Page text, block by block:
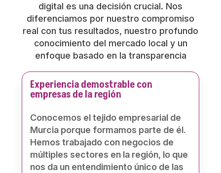
digital es una decisión crucial. Nos
diferenciamos por nuestro compromiso
real con tus resultados, nuestro profundo
conocimiento del mercado local y un
enfoque basado en la transparencia
Experiencia demostrable con
empresas de la región
Conocemos el tejido empresarial de
Murcia porque formamos parte de él.
Hemos trabajado con negocios de
múltiples sectores en la región, lo que
nos da un entendimiento único de las